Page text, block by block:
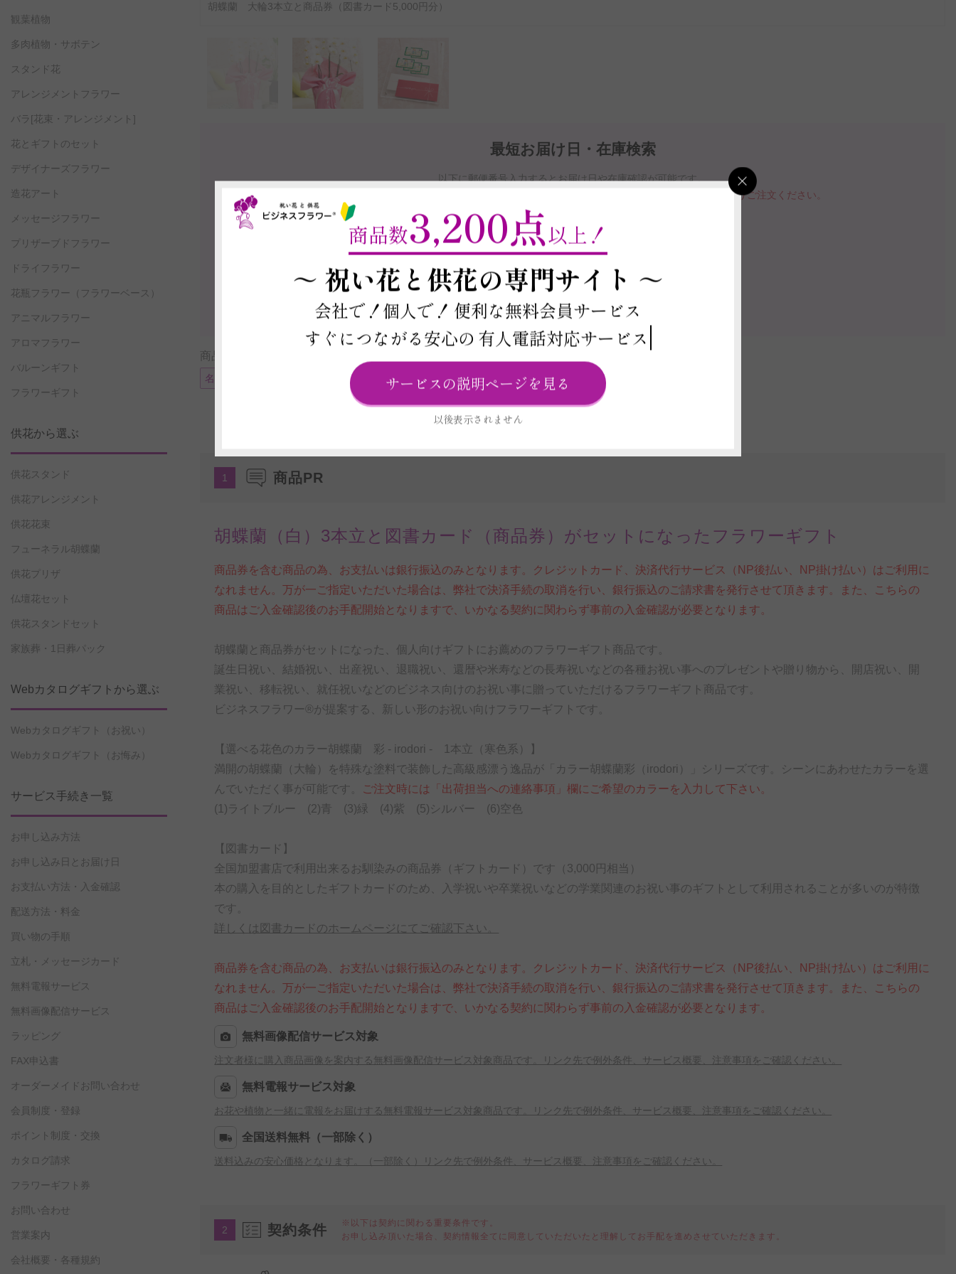
最短お届け日・在庫検索
以下に郵便番号入力するとお届け日や在庫確認が可能です。
本ページ下部の「この商品を購入する」ボタンよりご注文ください。
※最短お届け日以降であれば、お届け日をご指定いただけます。
お届け日と在庫検索についての案内動画
この商品の在庫・お届け日を確認する
商品に付帯可能なサービス
名札またはメッセージカード ラッピング（リボン・包装紙） 電報
胡蝶蘭 大輪3本立と商品券（図書カード5,000円分）
1 商品PR
胡蝶蘭（白）3本立と図書カード（商品券）がセットになったフラワーギフト
商品券を含む商品の為、お支払いは銀行振込のみとなります。クレジットカード、決済代行サービス（NP後払い、NP掛け払い）はご利用に
なれません。万が一ご指定いただいた場合は、弊社で決済手続の取消を行い、銀行振込のご請求書を発行させて頂きます。また、こちらの
商品はご入金確認後のお手配開始となりますで、いかなる契約に関わらず事前の入金確認が必要となります。
胡蝶蘭と商品券がセットになった、個人向けギフトにお薦めのフラワーギフト商品です。
誕生日祝い、結婚祝い、出産祝い、退職祝い、還暦や米寿などの長寿祝いなどの各種お祝い事へのプレゼントや贈り物から、開店祝い、開
業祝い、移転祝い、就任祝いなどのビジネス向けのお祝い事に贈っていただけるフラワーギフト商品です。
ビジネスフラワー®が提案する、新しい形のお祝い向けフラワーギフトです。
【選べる花色のカラー胡蝶蘭 彩 - irodori - 1本立（寒色系）】
満開の胡蝶蘭（大輪）を特殊な塗料で装飾した高級感漂う逸品が「カラー胡蝶蘭彩（irodori）」シリーズです。シーンにあわせたカラーを選
んでいただく事が可能です。 ご注文時には「出荷担当への連絡事項」欄にご希望のカラーを入力して下さい。
(1)ライトブルー (2)青 (3)緑 (4)紫 (5)シルバー (6)空色
【図書カード】
全国加盟書店で利用出来るお馴染みの商品券（ギフトカード）です（3,000円相当）
本の購入を目的としたギフトカードのため、入学祝いや卒業祝いなどの学業関連のお祝い事のギフトとして利用されることが多いのが特徴
です。
詳しくは図書カードのホームページにてご確認下さい。
商品券を含む商品の為、お支払いは銀行振込のみとなります。クレジットカード、決済代行サービス（NP後払い、NP掛け払い）はご利用に
なれません。万が一ご指定いただいた場合は、弊社で決済手続の取消を行い、銀行振込のご請求書を発行させて頂きます。また、こちらの
商品はご入金確認後のお手配開始となりますで、いかなる契約に関わらず事前の入金確認が必要となります。
無料画像配信サービス対象
注文者様に購入商品画像を案内する無料画像配信サービス対象商品です。リンク先で例外条件、サービス概要、注意事項をご確認ください。
無料電報サービス対象
お花や植物と一緒に電報をお届けする無料電報サービス対象商品です。リンク先で例外条件、サービス概要、注意事項をご確認ください。
全国送料無料（一部除く）
送料込みの安心価格となります。（一部除く）リンク先で例外条件、サービス概要、注意事項をご確認ください。
2 契約条件
※以下は契約に関わる重要条件です。
お申し込み頂いた場合、契約情報全てに同意していただいたと理解してお手配を進めさせていただきます。
観葉植物
多肉植物・サボテン
スタンド花
アレンジメントフラワー
バラ[花束・アレンジメント]
花とギフトのセット
デザイナーズフラワー
造花アート
メッセージフラワー
プリザーブドフラワー
ドライフラワー
花瓶フラワー （フラワーベース）
アニマルフラワー
アロマフラワー
バルーンギフト
フラワーギフト
供花から選ぶ
供花スタンド
供花アレンジメント
供花花束
フューネラル胡蝶蘭
供花プリザ
仏壇花セット
供花スタンドセット
家族葬・1日葬パック
Webカタログギフトから選ぶ
Webカタログギフト（お祝い）
Webカタログギフト（お悔み）
サービス手続き一覧
お申し込み方法
お申し込み日とお届け日
お支払い方法・入金確認
配送方法・料金
買い物の手順
立札・メッセージカード
無料電報サービス
無料画像配信サービス
ラッピング
FAX申込書
オーダーメイドお問い合わせ
会員制度・登録
ポイント制度・交換
カタログ請求
フラワーギフト券
お問い合わせ
営業案内
会社概要・各種規約
商品数3,200点以上！
～ 祝い花と供花の専門サイト ～
会社で！個人で！ 便利な無料会員サービス
すぐにつながる安心の 有人電話対応サービス
サービスの説明ページを見る
以後表示されません